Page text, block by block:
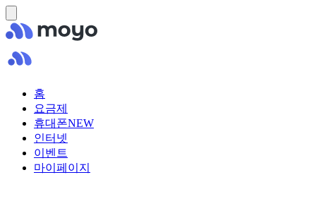
홈
요금제
휴대폰NEW
인터넷
이벤트
마이페이지